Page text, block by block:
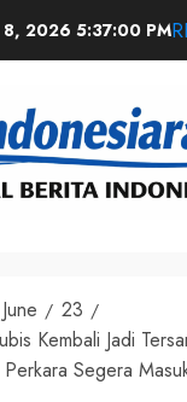
8, 20265:37:01 PM
June
23
Kembali Jadi
Segera